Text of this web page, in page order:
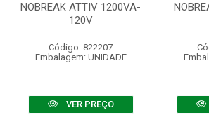
NOBREAK ATTIV 1200VA-
120V
Código: 822207
Embalagem: UNIDADE
VER PREÇO